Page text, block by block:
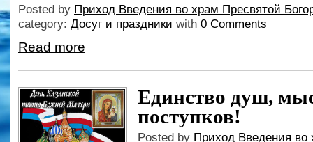
Posted by Приход Введения во храм Пресвятой
category: Досуг и праздники with 0 Comments
Read more
Единство душ,
поступков!
Posted by Приход Введения во